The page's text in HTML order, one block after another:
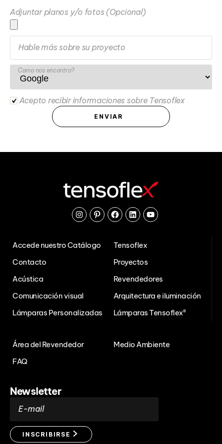
Adjuntar planos y/o fotos (Opcional)
Hable más sobre su proyecto
Como nos encontro?
Acepto recibir informaciones sobre Tensoflex
ENVIAR
Instagram
PinterestFacebook
LinkedinYoutube
Accede nuestro Catálogo
Tensoflex
Contacto
Proyectos
Acústica
Revendedores
Comunicación visual
Arquitectura e iluminación
Lámparas Personalizadas
Lámparas Tensoflex®
Área del Revendedor
Medio Ambiente
FAQ
Newsletter
E-mail
INSCRIBIRSE